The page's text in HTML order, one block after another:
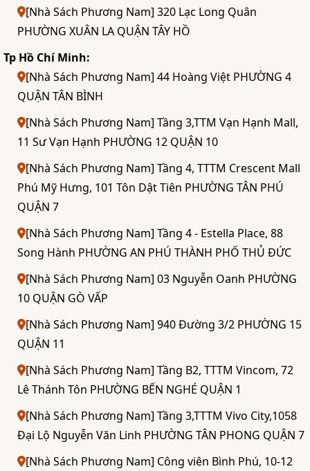
[Nhà Sách Phương Nam] 320 Lạc Long Quân
PHƯỜNG XUÂN LA QUẬN TÂY HỒ
Tp Hồ Chí Minh:
[Nhà Sách Phương Nam] 44 Hoàng Việt PHƯỜNG 4
QUẬN TÂN BÌNH
[Nhà Sách Phương Nam] Tầng 3,TTM Vạn Hạnh Mall,
11 Sư Vạn Hạnh PHƯỜNG 12 QUẬN 10
[Nhà Sách Phương Nam] Tầng 4, TTTM Crescent Mall
Phú Mỹ Hưng, 101 Tôn Dật Tiên PHƯỜNG TÂN PHÚ
QUẬN 7
[Nhà Sách Phương Nam] Tầng 4 - Estella Place, 88
Song Hành PHƯỜNG AN PHÚ THÀNH PHỐ THỦ ĐỨC
[Nhà Sách Phương Nam] 03 Nguyễn Oanh PHƯỜNG
10 QUẬN GÒ VẤP
[Nhà Sách Phương Nam] 940 Đường 3/2 PHƯỜNG 15
QUẬN 11
[Nhà Sách Phương Nam] Tầng B2, TTTM Vincom, 72
Lê Thánh Tôn PHƯỜNG BẾN NGHÉ QUẬN 1
[Nhà Sách Phương Nam] Tầng 3,TTTM Vivo City,1058
Đại Lộ Nguyễn Văn Linh PHƯỜNG TÂN PHONG QUẬN 7
[Nhà Sách Phương Nam] Công viên Bình Phú, 10-12